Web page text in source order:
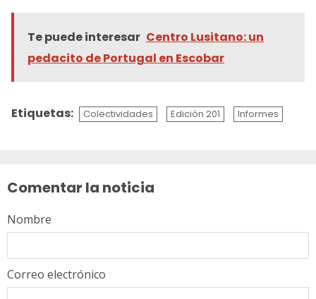
Te puede interesar Centro Lusitano: un
pedacito de Portugal en Escobar
Etiquetas: Colectividades Edición 201 Informes
Comentar la noticia
Nombre
Correo electrónico